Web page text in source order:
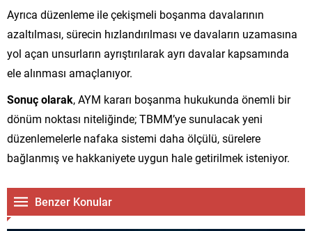
Ayrıca düzenleme ile çekişmeli boşanma davalarının
azaltılması, sürecin hızlandırılması ve davaların uzamasına
yol açan unsurların ayrıştırılarak ayrı davalar kapsamında
ele alınması amaçlanıyor.
Sonuç olarak, AYM kararı boşanma hukukunda önemli bir
dönüm noktası niteliğinde; TBMM’ye sunulacak yeni
düzenlemelerle nafaka sistemi daha ölçülü, sürelere
bağlanmış ve hakkaniyete uygun hale getirilmek isteniyor.
Benzer Konular